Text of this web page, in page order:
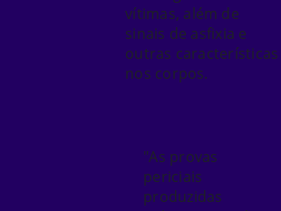
vítimas, além de
sinais de asfixia e
outras características
nos corpos.
"As provas
periciais
produzidas